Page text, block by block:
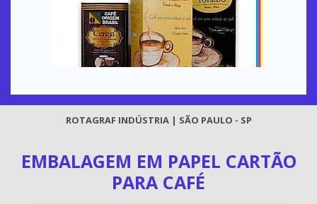
ROTAGRAF INDÚSTRIA | SÃO PAULO - SP
EMBALAGEM EM PAPEL CARTÃO
PARA CAFÉ